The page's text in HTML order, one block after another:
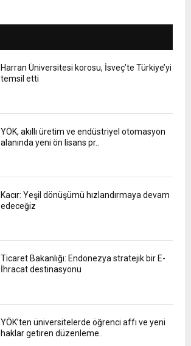
Harran Üniversitesi korosu, İsveç’te Türkiye’yi
temsil etti
YÖK, akıllı üretim ve endüstriyel otomasyon
alanında yeni ön lisans pr..
Kacır: Yeşil dönüşümü hızlandırmaya devam
edeceğiz
Ticaret Bakanlığı: Endonezya stratejik bir E-
İhracat destinasyonu
YÖK’ten üniversitelerde öğrenci affı ve yeni
haklar getiren düzenleme..